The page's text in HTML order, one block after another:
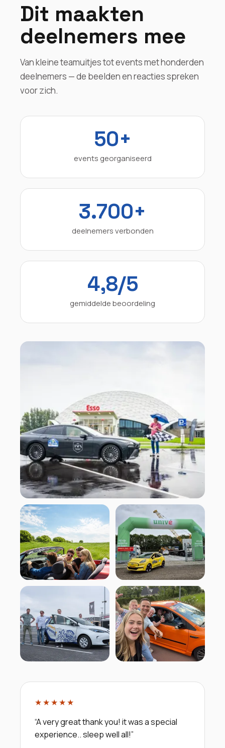
Dit maakten
deelnemers mee
Van kleine teamuitjes tot events met honderden
deelnemers — de beelden en reacties spreken
voor zich.
50+
events georganiseerd
3.700+
deelnemers verbonden
4,8/5
gemiddelde beoordeling
★★★★★
“A very great thank you! it was a special
experience.. sleep well all!”